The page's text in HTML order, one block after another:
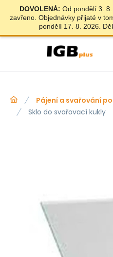
DOVOLENÁ: Od pondělí 3.
zavřeno. Objednávky přijaté v
pondělí 17. 8. 2026.
Pájení a svařování
Sklo do svařovací kukly